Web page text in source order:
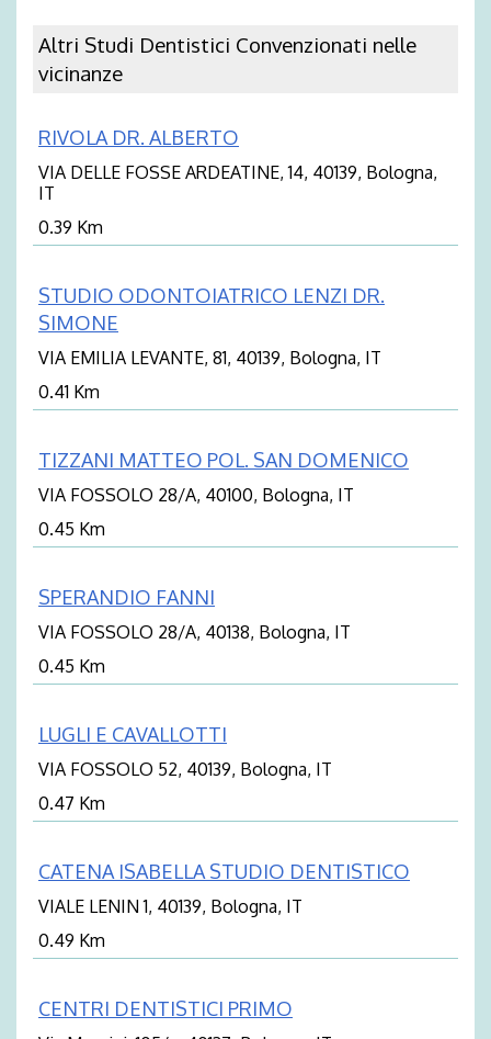
Altri Studi Dentistici Convenzionati nelle
vicinanze
RIVOLA DR. ALBERTO
VIA DELLE FOSSE ARDEATINE, 14, 40139, Bologna,
IT
0.39 Km
STUDIO ODONTOIATRICO LENZI DR.
SIMONE
VIA EMILIA LEVANTE, 81, 40139, Bologna, IT
0.41 Km
TIZZANI MATTEO POL. SAN DOMENICO
VIA FOSSOLO 28/A, 40100, Bologna, IT
0.45 Km
SPERANDIO FANNI
VIA FOSSOLO 28/A, 40138, Bologna, IT
0.45 Km
LUGLI E CAVALLOTTI
VIA FOSSOLO 52, 40139, Bologna, IT
0.47 Km
CATENA ISABELLA STUDIO DENTISTICO
VIALE LENIN 1, 40139, Bologna, IT
0.49 Km
CENTRI DENTISTICI PRIMO